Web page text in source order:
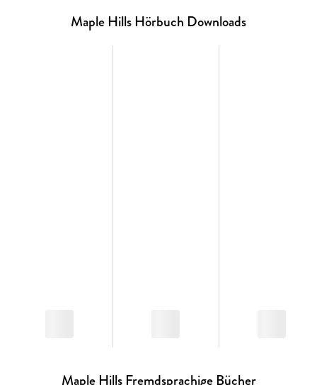
Maple Hills Hörbuch Downloads
Maple Hills Fremdsprachige Bücher